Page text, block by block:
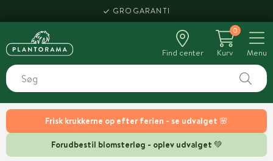
Frisk krukkerne op efter ferien - se udvalget 🌸
Forudbestil blomsterløg - oplev udvalget 💚
GROGARANTI
Find center
0
Kurv
Menu